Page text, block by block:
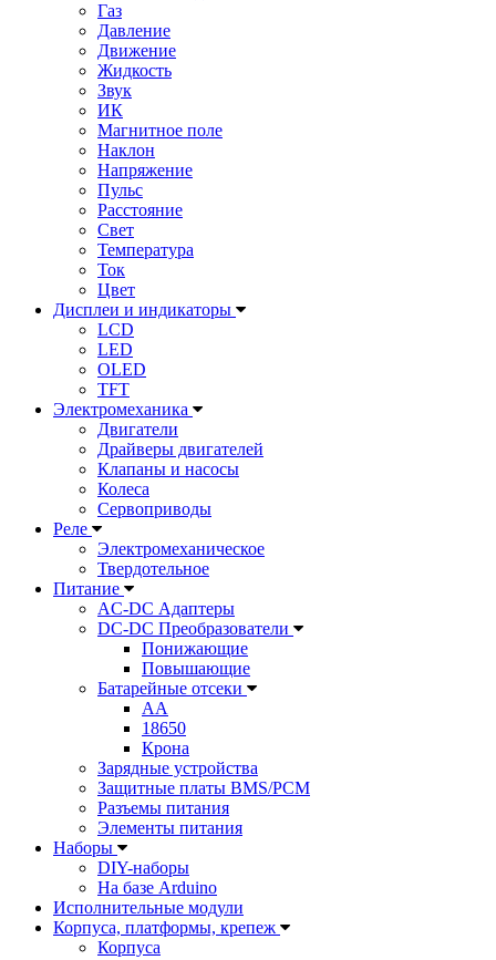
Газ
Давление
Движение
Жидкость
Звук
ИК
Магнитное поле
Наклон
Напряжение
Пульс
Расстояние
Свет
Температура
Ток
Цвет
Дисплеи и индикаторы
LCD
LED
OLED
TFT
Электромеханика
Двигатели
Драйверы двигателей
Клапаны и насосы
Колеса
Сервоприводы
Реле
Электромеханическое
Твердотельное
Питание
AC-DC Адаптеры
DC-DC Преобразователи
Понижающие
Повышающие
Батарейные отсеки
AA
18650
Крона
Зарядные устройства
Защитные платы BMS/PCM
Разъемы питания
Элементы питания
Наборы
DIY-наборы
На базе Arduino
Исполнительные модули
Корпуса, платформы, крепеж
Корпуса